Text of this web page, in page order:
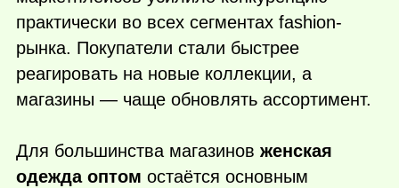
практически во всех сегментах fashion-
рынка. Покупатели стали быстрее
реагировать на новые коллекции, а
магазины — чаще обновлять ассортимент.
Для большинства магазинов женская
одежда оптом остаётся основным